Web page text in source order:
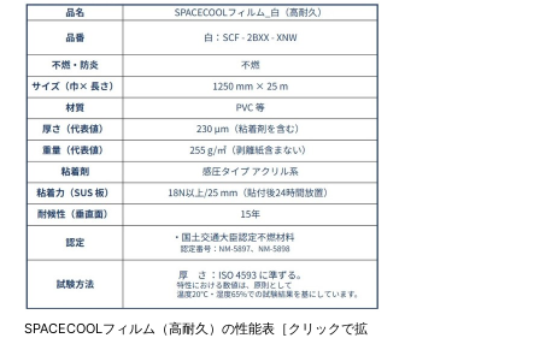
SPACECOOLフィルム（高耐久）の性能表［クリックで拡